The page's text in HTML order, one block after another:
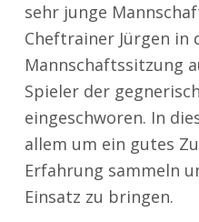
sehr junge
Cheftrainer Jürgen in
Mannschaftssitzung
Spieler der
eingeschworen. In
allem um ein gutes
Erfahrung sammeln
Einsatz zu bringen.